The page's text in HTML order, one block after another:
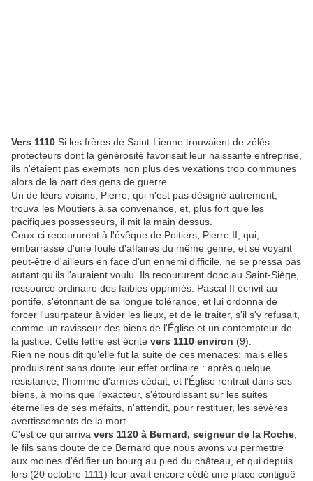
Vers 1110 Si les frères de Saint-Lienne trouvaient de zélés
protecteurs dont la générosité favorisait leur naissante entreprise,
ils n'étaient pas exempts non plus des vexations trop communes
alors de la part des gens de guerre.
Un de leurs voisins, Pierre, qui n'est pas désigné autrement,
trouva les Moutiers à sa convenance, et, plus fort que les
pacifiques possesseurs, il mit la main dessus.
Ceux-ci recoururent à l'évêque de Poitiers, Pierre II, qui,
embarrassé d'une foule d'affaires du même genre, et se voyant
peut-être d'ailleurs en face d'un ennemi difficile, ne se pressa pas
autant qu'ils l'auraient voulu. Ils recoururent donc au Saint-Siège,
ressource ordinaire des faibles opprimés. Pascal II écrivit au
pontife, s'étonnant de sa longue tolérance, et lui ordonna de
forcer l'usurpateur à vider les lieux, et de le traiter, s'il s'y refusait,
comme un ravisseur des biens de l'Église et un contempteur de
la justice. Cette lettre est écrite vers 1110 environ (9).
Rien ne nous dit qu’elle fut la suite de ces menaces; mais elles
produisirent sans doute leur effet ordinaire : après quelque
résistance, l'homme d'armes cédait, et l'Église rentrait dans ses
biens, à moins que l'exacteur, s'étourdissant sur les suites
éternelles de ses méfaits, n'attendit, pour restituer, les sévères
avertissements de la mort.
C'est ce qui arriva vers 1120 à Bernard, seigneur de la Roche
le fils sans doute de ce Bernard que nous avons vu permettre
aux moines d'édifier un bourg au pied du château, et qui depuis
lors (20 octobre 1111) leur avait encore cédé une place contiguë